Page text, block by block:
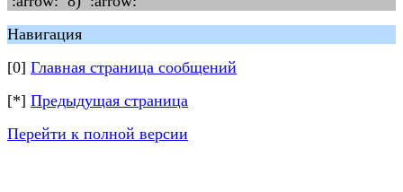
Навигация
[0] Главная страница сообщений
[*] Предыдущая страница
Перейти к полной версии